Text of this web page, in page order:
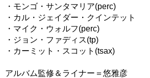
・モンゴ・サンタマリア(perc)
・カル・ジェイダー・クインテット
・マイク・ウォルフ(perc)
・ジョン・ファディス(tp)
・カーミット・スコット(tsax)
アルバム監修＆ライナー＝悠雅彦